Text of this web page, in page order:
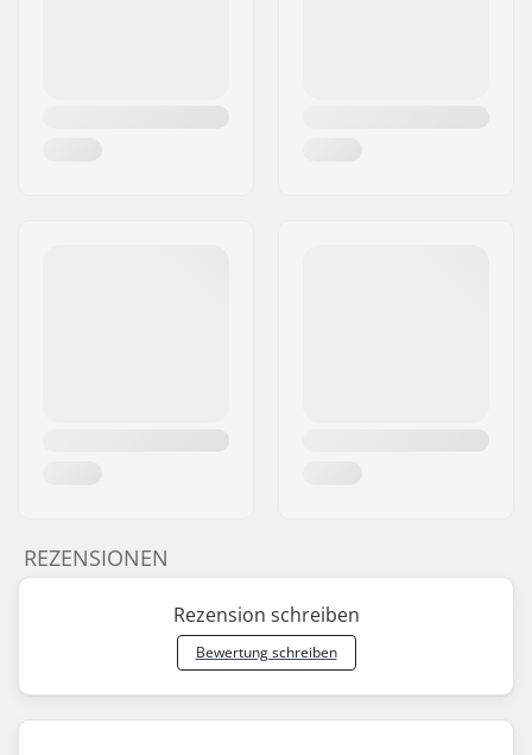
REZENSIONEN
Rezension schreiben
Bewertung schreiben